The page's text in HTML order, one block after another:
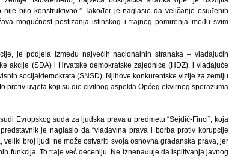
bilo konstruktivno.” Također je naglasio da veličanje osuđenih
mogućnost postizanja istinskog i trajnog pomirenja među svim
je podjela između najvećih nacionalnih stranaka – vladajućih
akcije (SDA) i Hrvatske demokratske zajednice (HDZ), i vladajuće
socijaldemokrata (SNSD). Njihove konkurentske vizije za zemlju
protiv uvjeta koji su dio civilnog aspekta Općeg okvirnog sporazuma
Evropskog suda za ljudska prava u predmetu “Sejdić-Finci”, koja
je naglasio da “vladavina prava i borba protiv korupcije
broj ljudi ne može ostvariti svoja osnovna građanska prava, jer
funkcija. To traje već deceniju. Ne iznenađuje da ispitivanja javnog